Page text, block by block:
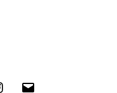
Instagram